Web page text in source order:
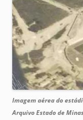
Imagem aérea do
Arquivo Estado de